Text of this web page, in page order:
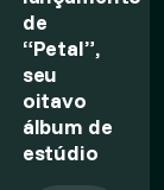
de
“Petal”,
seu
oitavo
álbum de
estúdio